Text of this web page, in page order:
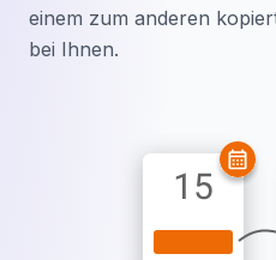
einem zum anderen
bei Ihnen.